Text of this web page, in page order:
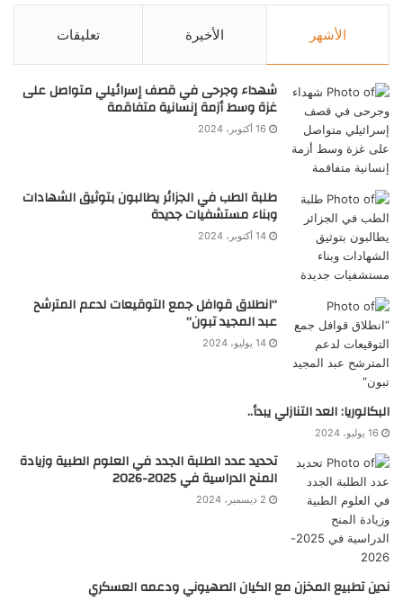
الأشهر الأخيرة تعليقات
شهداء وجرحى في قصف إسرائيلي متواصل على
غزة وسط أزمة إنسانية متفاقمة
16 أكتوبر، 2024
طلبة الطب في الجزائر يطالبون بتوثيق الشهادات
وبناء مستشفيات جديدة
14 أكتوبر، 2024
“انطلاق قوافل جمع التوقيعات لدعم المترشح
عبد المجيد تبون”
14 يوليو، 2024
البكالوريا: العد التنازلي يبدأ..
16 يوليو، 2024
تحديد عدد الطلبة الجدد في العلوم الطبية وزيادة
المنح الدراسية في 2025-2026
2 ديسمبر، 2024
ندين تطبيع المخزن مع الكيان الصهيوني ودعمه العسكري